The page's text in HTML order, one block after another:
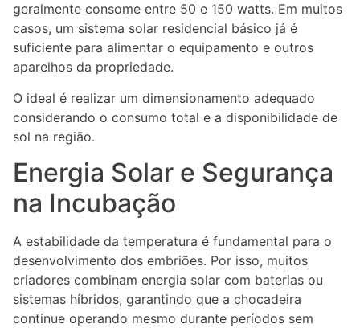
geralmente consome entre 50 e 150 watts. Em muitos
casos, um sistema solar residencial básico já é
suficiente para alimentar o equipamento e outros
aparelhos da propriedade.
O ideal é realizar um dimensionamento adequado
considerando o consumo total e a disponibilidade de
sol na região.
Energia Solar e Segurança
na Incubação
A estabilidade da temperatura é fundamental para o
desenvolvimento dos embriões. Por isso, muitos
criadores combinam energia solar com baterias ou
sistemas híbridos, garantindo que a chocadeira
continue operando mesmo durante períodos sem